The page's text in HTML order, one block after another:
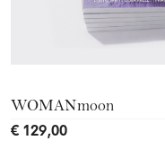
WOMANmoon
€ 129,00